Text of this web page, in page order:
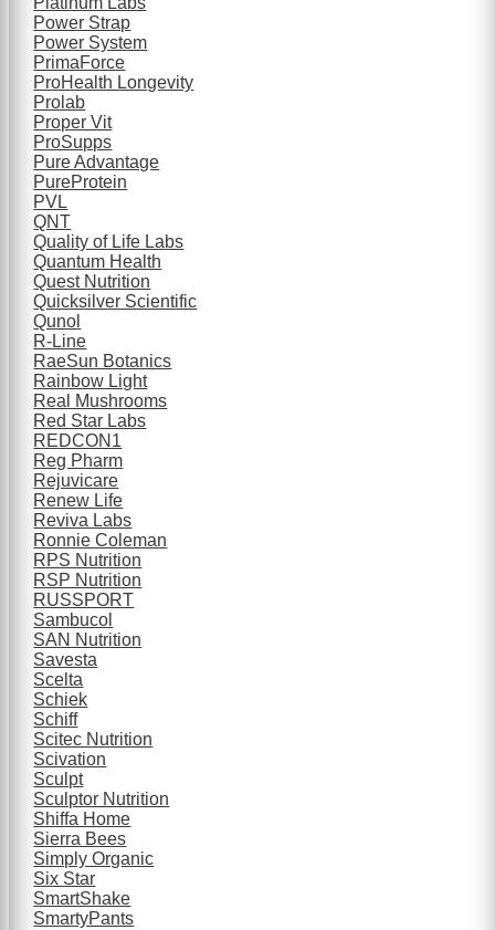
Power Strap
Power System
PrimaForce
ProHealth Longevity
Prolab
Proper Vit
ProSupps
Pure Advantage
PureProtein
PVL
QNT
Quality of Life Labs
Quantum Health
Quest Nutrition
Quicksilver Scientific
Qunol
R-Line
RaeSun Botanics
Rainbow Light
Real Mushrooms
Red Star Labs
REDCON1
Reg Pharm
Rejuvicare
Renew Life
Reviva Labs
Ronnie Coleman
RPS Nutrition
RSP Nutrition
RUSSPORT
Sambucol
SAN Nutrition
Savesta
Scelta
Schiek
Schiff
Scitec Nutrition
Scivation
Sculpt
Sculptor Nutrition
Shiffa Home
Sierra Bees
Simply Organic
Six Star
SmartShake
SmartyPants